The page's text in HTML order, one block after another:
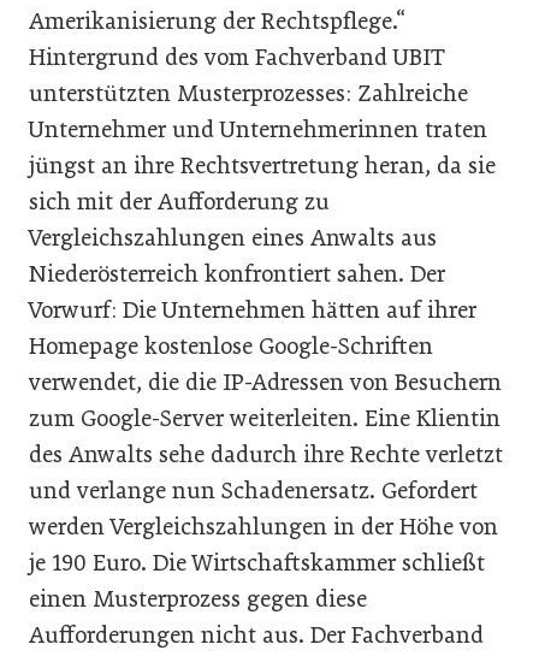
Amerikanisierung der Rechtspflege.“
Hintergrund des vom Fachverband UBIT
unterstützten Musterprozesses: Zahlreiche
Unternehmer und Unternehmerinnen traten
jüngst an ihre Rechtsvertretung heran, da sie
sich mit der Aufforderung zu
Vergleichszahlungen eines Anwalts aus
Niederösterreich konfrontiert sahen. Der
Vorwurf: Die Unternehmen hätten auf ihrer
Homepage kostenlose Google-Schriften
verwendet, die die IP-Adressen von Besuchern
zum Google-Server weiterleiten. Eine Klientin
des Anwalts sehe dadurch ihre Rechte verletzt
und verlange nun Schadenersatz. Gefordert
werden Vergleichszahlungen in der Höhe von
je 190 Euro. Die Wirtschaftskammer schließt
einen Musterprozess gegen diese
Aufforderungen nicht aus. Der Fachverband